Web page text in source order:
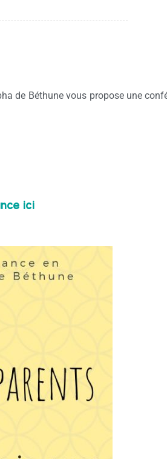
de Béthune vous propose une
ici